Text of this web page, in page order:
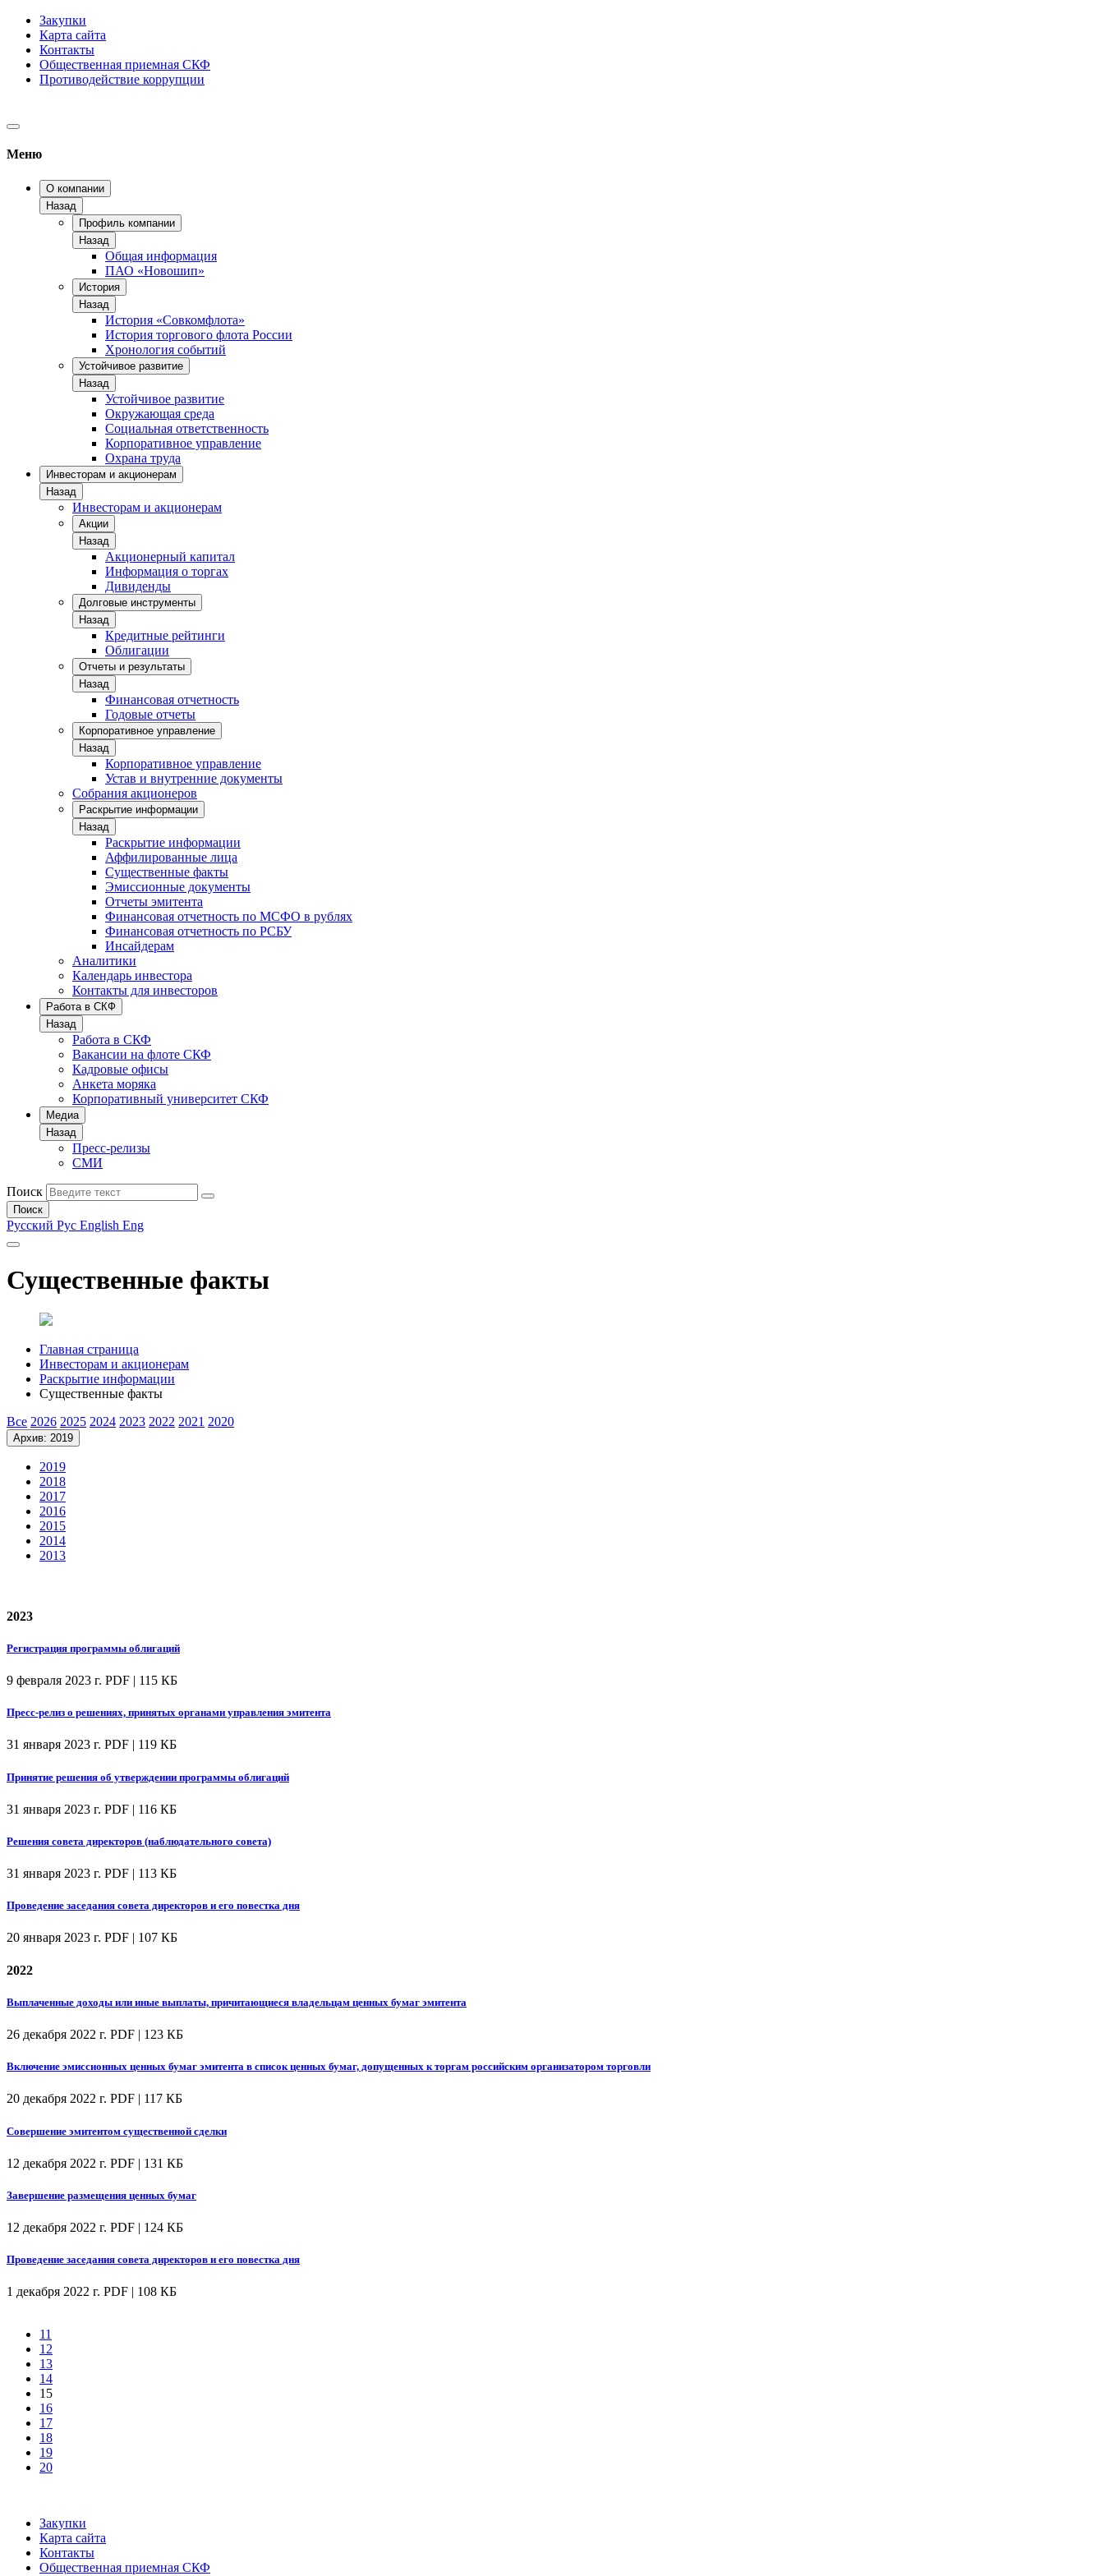
Закупки
Карта сайта
Контакты
Общественная приемная СКФ
Противодействие коррупции
Меню
О компании
Назад
Профиль компании
Назад
Общая информация
ПАО «Новошип»
История
Назад
История «Совкомфлота»
История торгового флота России
Хронология событий
Устойчивое развитие
Назад
Устойчивое развитие
Окружающая среда
Социальная ответственность
Корпоративное управление
Охрана труда
Инвесторам и акционерам
Назад
Инвесторам и акционерам
Акции
Назад
Акционерный капитал
Информация о торгах
Дивиденды
Долговые инструменты
Назад
Кредитные рейтинги
Облигации
Отчеты и результаты
Назад
Финансовая отчетность
Годовые отчеты
Корпоративное управление
Назад
Корпоративное управление
Устав и внутренние документы
Собрания акционеров
Раскрытие информации
Назад
Раскрытие информации
Аффилированные лица
Существенные факты
Эмиссионные документы
Отчеты эмитента
Финансовая отчетность по МСФО в рублях
Финансовая отчетность по РСБУ
Инсайдерам
Аналитики
Календарь инвестора
Контакты для инвесторов
Работа в СКФ
Назад
Работа в СКФ
Вакансии на флоте СКФ
Кадровые офисы
Анкета моряка
Корпоративный университет СКФ
Медиа
Назад
Пресс-релизы
СМИ
Поиск
Поиск
Русский Рус English Eng
Существенные факты
Главная страница
Инвесторам и акционерам
Раскрытие информации
Существенные факты
Все 2026 2025 2024 2023 2022 2021 2020
Архив: 2019
2019
2018
2017
2016
2015
2014
2013
2023
Регистрация программы облигаций
9 февраля 2023 г. PDF | 115 КБ
Пресс-релиз о решениях, принятых органами управления эмитента
31 января 2023 г. PDF | 119 КБ
Принятие решения об утверждении программы облигаций
31 января 2023 г. PDF | 116 КБ
Решения совета директоров (наблюдательного совета)
31 января 2023 г. PDF | 113 КБ
Проведение заседания совета директоров и его повестка дня
20 января 2023 г. PDF | 107 КБ
2022
Выплаченные доходы или иные выплаты, причитающиеся владельцам ценных бумаг эмитента
26 декабря 2022 г. PDF | 123 КБ
Включение эмиссионных ценных бумаг эмитента в список ценных бумаг, допущенных к торгам российским организатором торговли
20 декабря 2022 г. PDF | 117 КБ
Совершение эмитентом существенной сделки
12 декабря 2022 г. PDF | 131 КБ
Завершение размещения ценных бумаг
12 декабря 2022 г. PDF | 124 КБ
Проведение заседания совета директоров и его повестка дня
1 декабря 2022 г. PDF | 108 КБ
11
12
13
14
15
16
17
18
19
20
Закупки
Карта сайта
Контакты
Общественная приемная СКФ